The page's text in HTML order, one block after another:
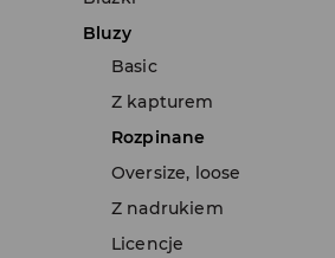
Bluzy
Basic
Z kapturem
Rozpinane
Oversize, loose
Z nadrukiem
Licencje